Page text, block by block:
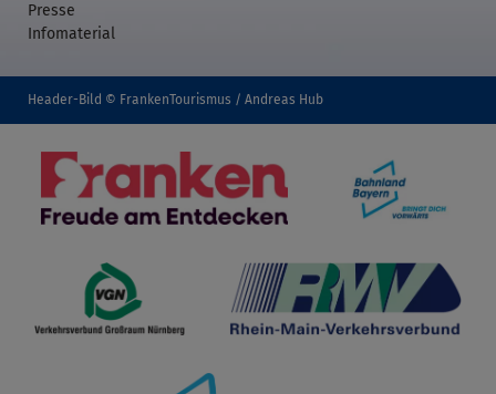
Presse
Infomaterial
Header-Bild © FrankenTourismus / Andreas Hub